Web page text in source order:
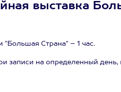
выставка
"Большая Страна" – 1 час.
записи на определенный день,